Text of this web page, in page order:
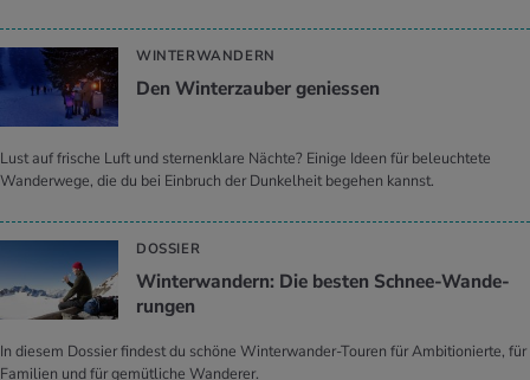
WINTERWANDERN
Den Win­ter­zau­ber ge­nies­sen
Lust auf frische Luft und sternenklare Nächte? Einige Ideen für beleuchtete
Wanderwege, die du bei Einbruch der Dunkelheit begehen kannst.
DOSSIER
Win­ter­wan­dern: Die bes­ten Schnee-Wan­de­
run­gen
In diesem Dossier findest du schöne Winterwander-Touren für Ambitionierte, für
Familien und für gemütliche Wanderer.